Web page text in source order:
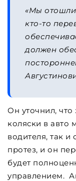
«Мы отошли
кто-то
должен
Он уточнил, что
коляски в авто
водителя, так и
протез, и он
будет
управлением.